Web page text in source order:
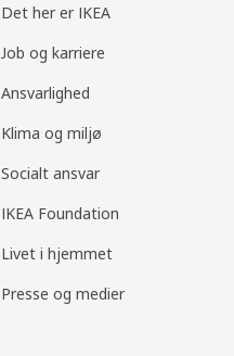
Det her er IKEA
Job og karriere
Ansvarlighed
Klima og miljø
Socialt ansvar
IKEA Foundation
Livet i hjemmet
Presse og medier